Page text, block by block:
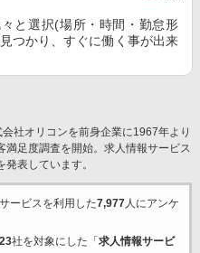
と選択(場所・時間・勤怠形
つかり、すぐに働く事が出来
社オリコンを前身企業に1967年より
満足度調査を開始。求人情報サービス
表しています。
ービスを利用した7,977人にアンケ
社を対象にした「 求人情報サービ